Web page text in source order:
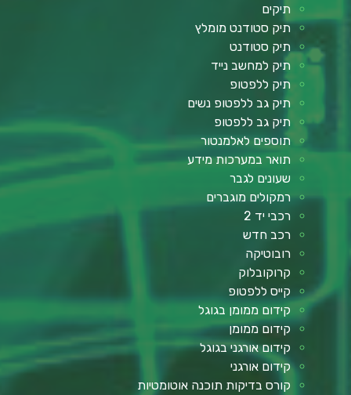
תיקים
תיק סטודנט מומלץ
תיק סטודנט
תיק למחשב נייד
תיק ללפטופ
תיק גב ללפטופ נשים
תיק גב ללפטופ
תוספים לאלמנטור
תואר במערכות מידע
שעונים לגבר
רמקולים מוגברים
רכבי יד 2
רכב חדש
רובוטיקה
קרוקובלוק
קייס ללפטופ
קידום ממומן בגוגל
קידום ממומן
קידום אורגני בגוגל
קידום אורגני
קורס בדיקות תוכנה אוטומטיות